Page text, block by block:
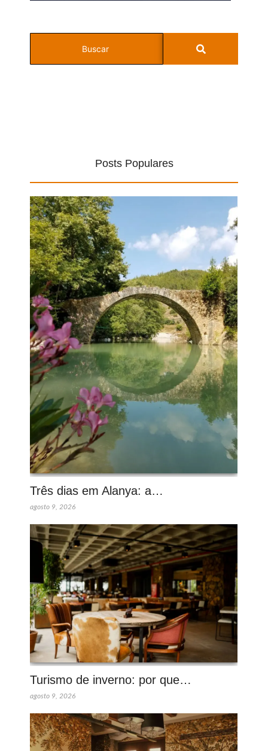
Posts Populares
Três dias em Alanya: a…
agosto 9, 2026
Turismo de inverno: por que…
agosto 9, 2026